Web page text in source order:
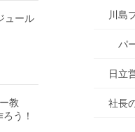
ュール
教
う！
川島
パ
日立
社長